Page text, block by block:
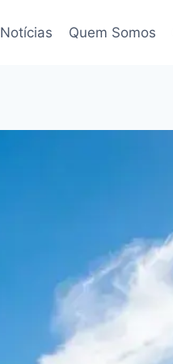
Notícias Quem Somos